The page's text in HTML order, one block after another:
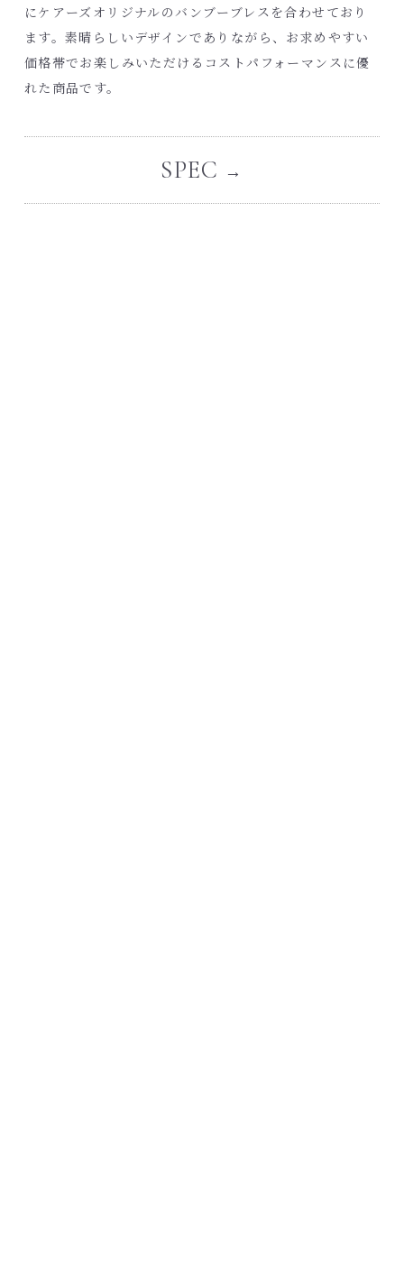
にケアーズオリジナルのバンブーブレス を合わせており
ます。素晴らしいデザインでありながら、お求めやすい
価格帯でお楽しみいただけるコストパフォーマンスに優
れた商品です。
SPEC